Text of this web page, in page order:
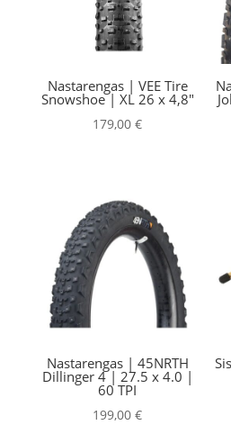
Nastarengas | VEE Tire
Snowshoe | XL 26 x 4,8″
179,00€
Nastarengas | 45NRTH
Dillinger 4 | 27.5 x 4.0 |
60 TPI
199,00€